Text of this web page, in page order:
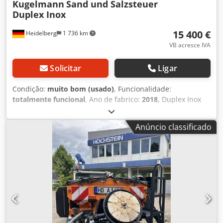
Heidelberg 1 736 km
Kugelmann Sand und Salzsteuer
Duplex Inox
15 400 €
VB acresce IVA
Solicitar Ligar
Condição: muito bom (usado), Funcionalidade:
totalmente funcional, Ano de fabrico: 2018, Duplex Inox
KUGELMANN espalhador com capacidade do reservatório
de 550 litros, tipo SDB105H063L120KHKAVA - Pintura RAL
2004 Holder Orange - Execução em aço inoxidável (VA) –
reservatório e peças metálicas em VA, jateados com
microesferas de vidro e pintados com tinta especial -
Espalhador dependente do percurso - 2 roscas
transportadoras e controle dependente do percurso -
Execução em aço inoxidável (VA), reservatório e peças
metálicas em VA, microesferados com vidro e pintados
com tinta especial - Cor Holder Laranja Espalhador básico
Duplex: - Espalhador de câmara dupla montado,
Anúncio classificado